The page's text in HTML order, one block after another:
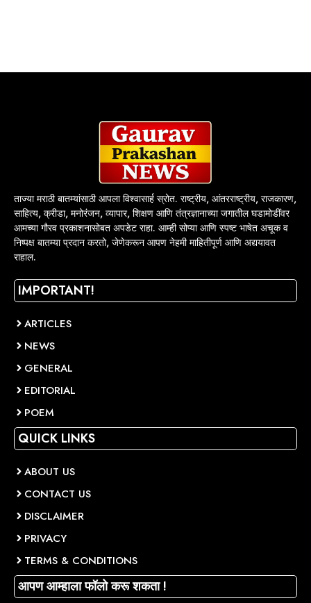
ताज्या मराठी बातम्यांसाठी आपला विश्वासार्ह स्रोत. राष्ट्रीय, आंतरराष्ट्रीय, राजकारण,
साहित्य, क्रीडा, मनोरंजन, व्यापार, शिक्षण आणि तंत्रज्ञानाच्या जगातील घडामोडींवर
आमच्या गौरव प्रकाशनासोबत अपडेट राहा. आम्ही सोप्या आणि स्पष्ट भाषेत अचूक व
निष्पक्ष बातम्या प्रदान करतो, जेणेकरून आपण नेहमी माहितीपूर्ण आणि अद्ययावत
राहाल.
IMPORTANT!
ARTICLES
NEWS
GENERAL
EDITORIAL
POEM
QUICK LINKS
ABOUT US
CONTACT US
DISCLAIMER
PRIVACY
TERMS & CONDITIONS
आपण आम्हाला फॉलो करू शकता !